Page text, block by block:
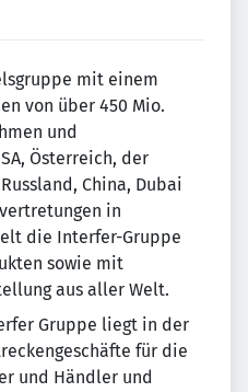
mit einem
von über 450 Mio.
und
Österreich, der
China, Dubai
in
die Interfer-Gruppe
sowie mit
aus aller Welt.
Gruppe liegt in der
für die
und Händler und